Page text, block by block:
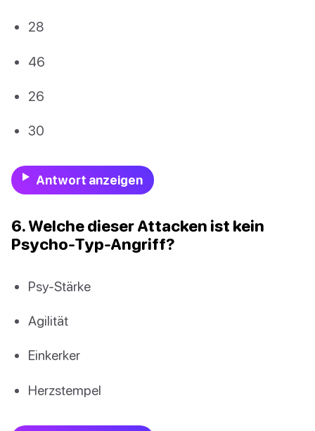
28
46
26
30
Antwort anzeigen
6. Welche dieser Attacken ist kein
Psycho-Typ-Angriff?
Psy-Stärke
Agilität
Einkerker
Herzstempel